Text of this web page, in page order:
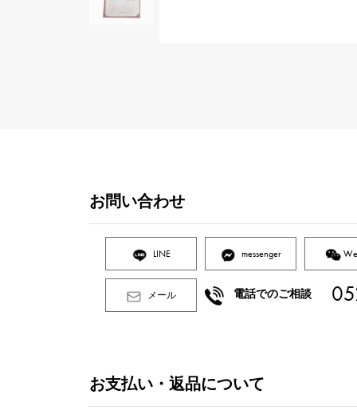
お問い合わせ
LINE messenger
メール 電話でのご相談
お支払い・返品について